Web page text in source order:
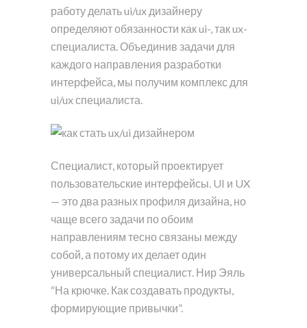
работу делать ui/ux дизайнеру
определяют обязанности как ui-, так ux-
специалиста. Объединив задачи для
каждого направления разработки
интерфейса, мы получим комплекс для
ui/ux специалиста.
Специалист, который проектирует
пользовательские интерфейсы. UI и UX
— это два разных профиля дизайна, но
чаще всего задачи по обоим
направлениям тесно связаны между
собой, а потому их делает один
универсальный специалист. Нир Эяль
“На крючке. Как создавать продукты,
формирующие привычки”.